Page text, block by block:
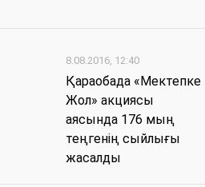
8.08.2016, 12:40
Қараобада «Мектепке
Жол» акциясы
аясында 176 мың
теңгенің сыйлығы
жасалды